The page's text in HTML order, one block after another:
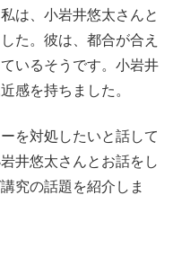
は、小岩井悠太さんと
た。彼は、都合が合え
いるそうです。小岩井
感を持ちました。
を対処したいと話して
井悠太さんとお話をし
究の話題を紹介しま